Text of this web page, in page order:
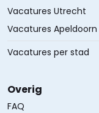
Vacatures Utrecht
Vacatures Apeldoorn
Vacatures per stad
Overig
FAQ